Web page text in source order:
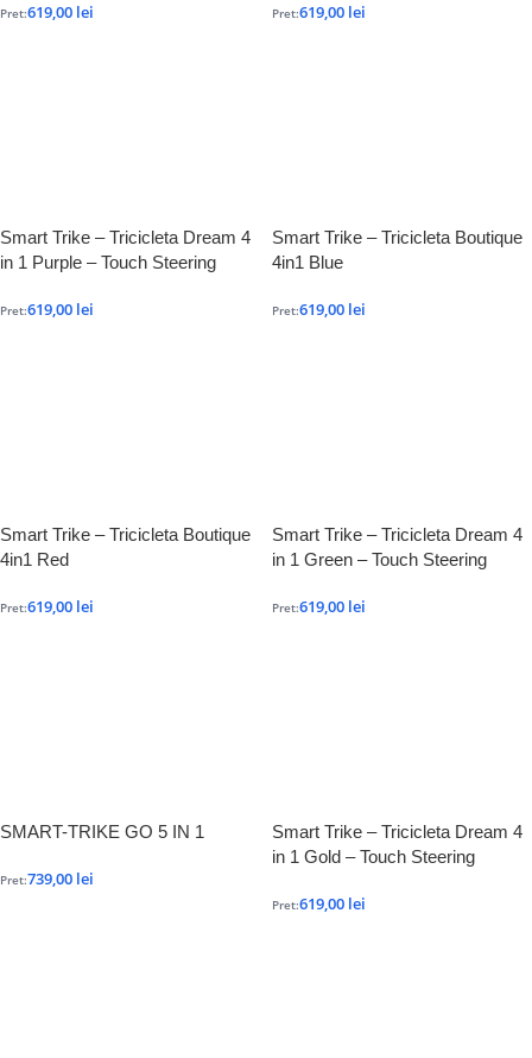
Pret:619,00 lei Pret:619,00 lei
Smart Trike – Tricicleta Dream 4
in 1 Purple – Touch Steering
Pret:619,00 lei
Smart Trike – Tricicleta Boutique
4in1 Blue
Pret:619,00 lei
Smart Trike – Tricicleta Boutique
4in1 Red
Pret:619,00 lei
Smart Trike – Tricicleta Dream 4
in 1 Green – Touch Steering
Pret:619,00 lei
SMART-TRIKE GO 5 IN 1
Pret:739,00 lei
Smart Trike – Tricicleta Dream 4
in 1 Gold – Touch Steering
Pret:619,00 lei